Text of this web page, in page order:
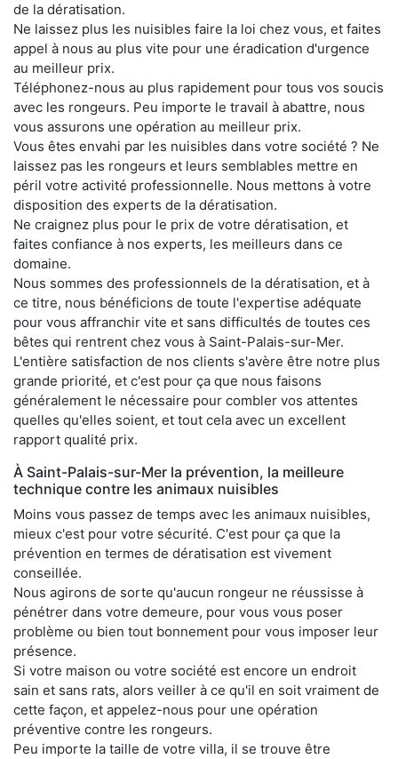
de la dératisation.
Ne laissez plus les nuisibles faire la loi chez vous, et faites
appel à nous au plus vite pour une éradication d'urgence
au meilleur prix.
Téléphonez-nous au plus rapidement pour tous vos soucis
avec les rongeurs. Peu importe le travail à abattre, nous
vous assurons une opération au meilleur prix.
Vous êtes envahi par les nuisibles dans votre société ? Ne
laissez pas les rongeurs et leurs semblables mettre en
péril votre activité professionnelle. Nous mettons à votre
disposition des experts de la dératisation.
Ne craignez plus pour le prix de votre dératisation, et
faites confiance à nos experts, les meilleurs dans ce
domaine.
Nous sommes des professionnels de la dératisation, et à
ce titre, nous bénéficions de toute l'expertise adéquate
pour vous affranchir vite et sans difficultés de toutes ces
bêtes qui rentrent chez vous à Saint-Palais-sur-Mer.
L'entière satisfaction de nos clients s'avère être notre plus
grande priorité, et c'est pour ça que nous faisons
généralement le nécessaire pour combler vos attentes
quelles qu'elles soient, et tout cela avec un excellent
rapport qualité prix.
À Saint-Palais-sur-Mer la prévention, la meilleure
technique contre les animaux nuisibles
Moins vous passez de temps avec les animaux nuisibles,
mieux c'est pour votre sécurité. C'est pour ça que la
prévention en termes de dératisation est vivement
conseillée.
Nous agirons de sorte qu'aucun rongeur ne réussisse à
pénétrer dans votre demeure, pour vous vous poser
problème ou bien tout bonnement pour vous imposer leur
présence.
Si votre maison ou votre société est encore un endroit
sain et sans rats, alors veiller à ce qu'il en soit vraiment de
cette façon, et appelez-nous pour une opération
préventive contre les rongeurs.
Peu importe la taille de votre villa, il se trouve être